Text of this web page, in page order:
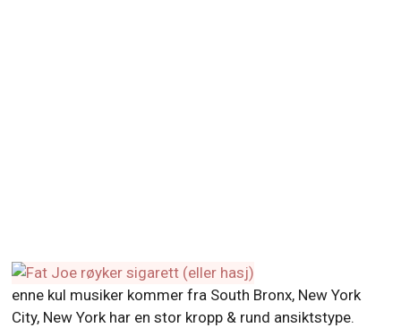
enne kul musiker kommer fra South Bronx, New York
City, New York har en stor kropp & rund ansiktstype.